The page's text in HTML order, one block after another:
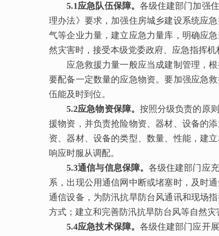
5.1应急队伍保障。 各级住建部门加强
理办法》要求，加强住房城乡建设系统应
气等企业力量，建立应急力量库，明确应
然灾害时，接受本级党委政府、应急指挥
应急救援力量一般应当成建制管理，根
要配备一定数量的应急物资。要加强应急
伍能及时到位。
5.2应急物资保障。 按照分级负责的原
援物资，并负责抢险物资、器材、设备的
资、器材、设备的类型、数量、性能，建
响应时服从调配。
5.3通信与信息保障。各级住建部门应
系，出现公用通信网中断或堵塞时，及时
通信设备，为防汛抗旱防台风通讯和现场
方式；建立和完善防汛抗旱防台风等自然
5.4应急技术保障。 各级住建部门应开